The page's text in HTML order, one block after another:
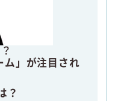
ム」が注目され
？